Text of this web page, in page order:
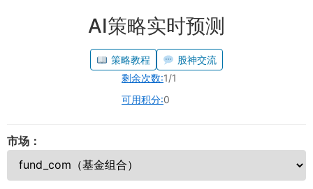
AI策略实时预测
策略教程
股神交流
剩余次数:1/1
可用积分:0
市场：